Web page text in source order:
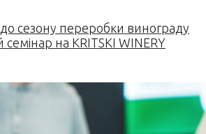
до сезону переробки винограду
на KRITSKI WINERY